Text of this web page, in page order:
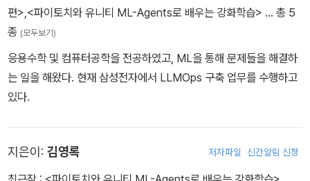
편> <파이토치와 유니티 ML-Agents로 배우는 강화학습> … 총 5
종 (모두보기)
응용수학 및 컴퓨터공학을 전공하였고, ML을 통해 문제들을 해결하
는 일을 해왔다. 현재 삼성전자에서 LLMOps 구축 업무를 수행하고
있다.
지은이: 김영록 저자파일 신간알림 신청